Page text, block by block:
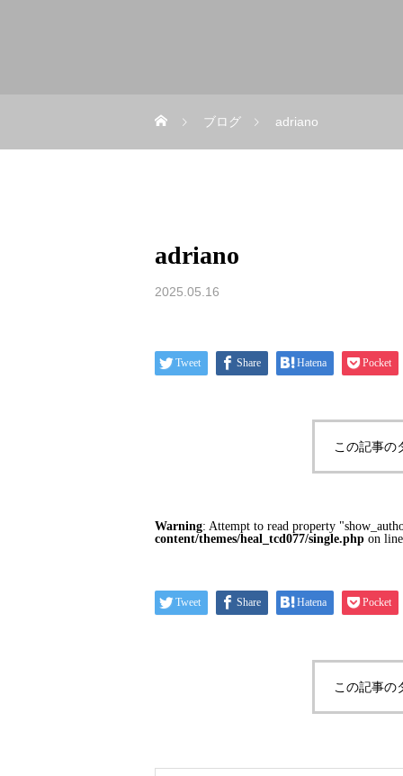
ブログ adriano
adriano
2025.05.16
Tweet Share Hatena Pocket
この記事の
Warning: Attempt to read property
content/themes/heal_tcd077/single.php on line
Tweet Share Hatena Pocket
この記事の